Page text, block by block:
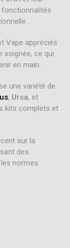
fonctionnalités
Vape appréciés
soignée, ce qui
en main
une variété de
, Ursa, et
kits complets et
sur la
des
normes